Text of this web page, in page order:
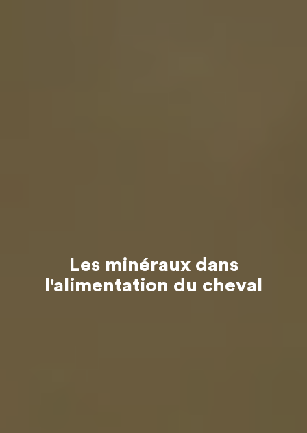
Les minéraux dans
l'alimentation du cheval